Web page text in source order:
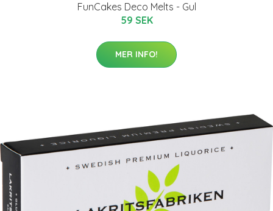
FunCakes Deco Melts - Gul
59 SEK
MER INFO!